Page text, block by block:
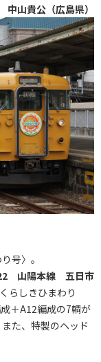
中山貴公（広島県）
号〉。
山陽本線 五日市
らしきひまわり
＋A12編成の7輌が
た、特製のヘッド